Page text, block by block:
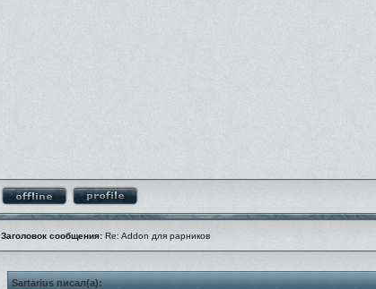
Заголовок сообщения: Re: Addon для рарников
Sartarius писал(а):